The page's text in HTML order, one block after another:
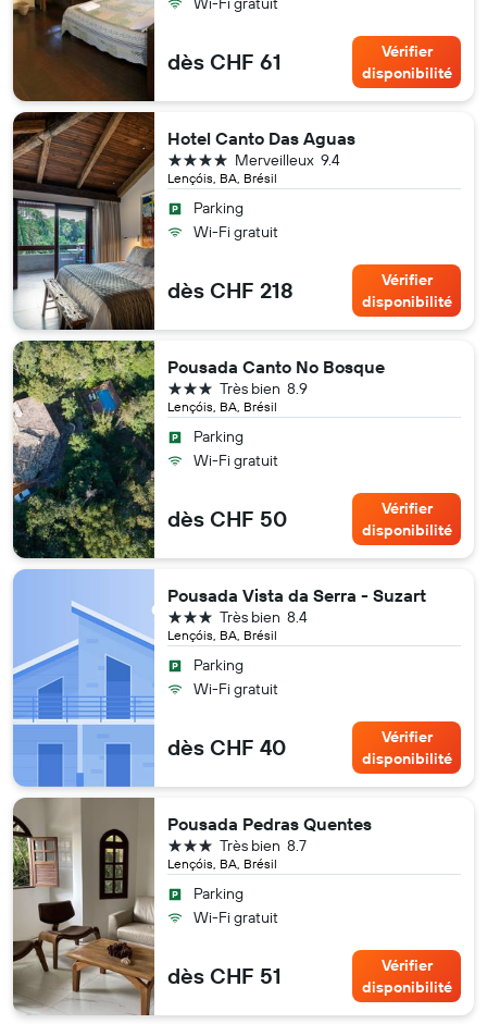
dès CHF 61
Vérifier
disponibilité
Hotel Canto Das Aguas
Lençóis, BA, Brésil
9.4
Merveilleux
4 étoiles
Parking
Wi-Fi gratuit
dès CHF 218
Vérifier
disponibilité
Pousada Canto No Bosque
Lençóis, BA, Brésil
8.9
Très bien
3 étoiles
Parking
Wi-Fi gratuit
dès CHF 50
Vérifier
disponibilité
Pousada Vista da Serra - Suzart
Lençóis, BA, Brésil
8.4
Très bien
3 étoiles
Parking
Wi-Fi gratuit
dès CHF 40
Vérifier
disponibilité
Pousada Pedras Quentes
Lençóis, BA, Brésil
8.7
Très bien
3 étoiles
Parking
Wi-Fi gratuit
dès CHF 51
Vérifier
disponibilité